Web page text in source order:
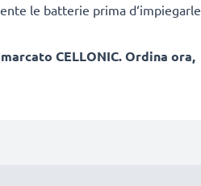
le batterie prima d‘impiegarle.
CELLONIC. Ordina ora,